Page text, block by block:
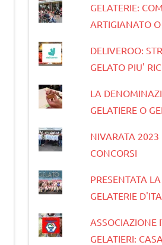
GELATERIE:
ARTIGIANATO
DELIVEROO:
GELATO PIU'
LA
GELATIERE O
NIVARATA 2023
CONCORSI
PRESENTATA
GELATERIE
ASSOCIAZIONE
GELATIERI: